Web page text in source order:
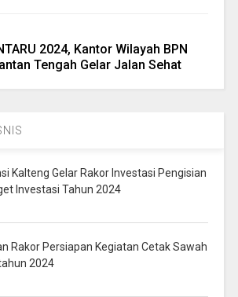
2024, Kantor Wilayah BPN
Tengah Gelar Jalan Sehat
Kalteng Gelar Rakor Investasi Pengisian
Investasi Tahun 2024
Rakor Persiapan Kegiatan Cetak Sawah
2024